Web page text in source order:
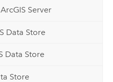
Server
Data Store
Data Store
Store